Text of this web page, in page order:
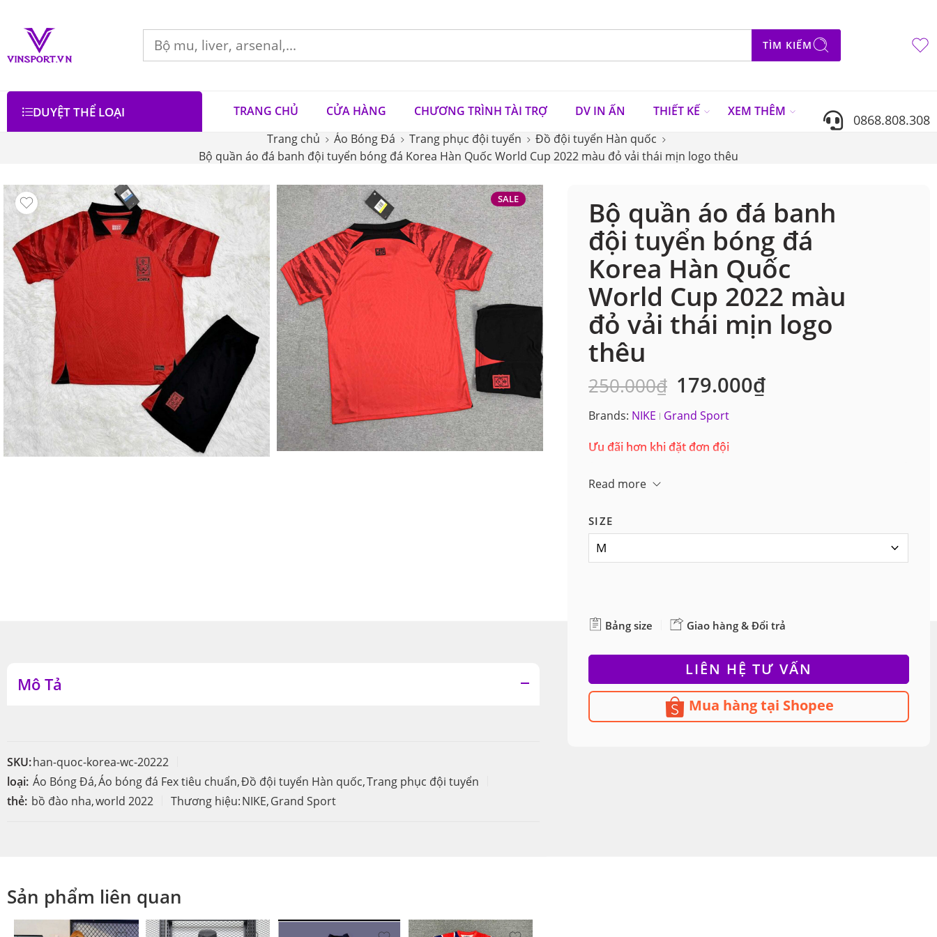
TÌM KIẾM
DUYỆT THỂ LOẠI TRANG CHỦ CỬA HÀNG CHƯƠNG TRÌNH TÀI TRỢ DV IN ẤN THIẾT KẾ XEM THÊM 0868.808.308
Trang chủ Áo Bóng Đá Trang phục đội tuyển
Đồ đội tuyển Hàn quốc
Bộ quần áo đá banh đội tuyển bóng đá Korea Hàn Quốc World Cup 2022 màu đỏ vải thái mịn logo thêu
SALE
Bộ quần áo đá banh
đội tuyển bóng đá
Korea Hàn Quốc
World Cup 2022 màu
đỏ vải thái mịn logo
thêu
250.000₫ 179.000₫
Brands: NIKE Grand Sport
Ưu đãi hơn khi đặt đơn đội
Read more
SIZE
Bảng size Giao hàng & Đổi trả
LIÊN HỆ TƯ VẤN
Mua hàng tại Shopee
Mô Tả
SKU:han-quoc-korea-wc-20222
loại: Áo Bóng Đá,Áo bóng đá Fex tiêu chuẩn,Đồ đội tuyển Hàn quốc,Trang phục đội tuyển
thẻ: bồ đào nha,world 2022 Thương hiệu:NIKE,Grand Sport
Sản phẩm liên quan